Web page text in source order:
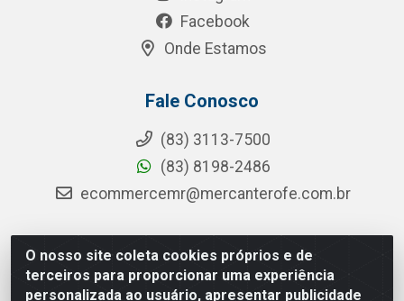
O nosso site coleta cookies próprios e de
terceiros para proporcionar uma experiência
personalizada ao usuário, apresentar publicidade
Facebook
Onde Estamos
Fale Conosco
(83) 3113-7500
(83) 8198-2486
ecommercemr@mercanterofe.com.br
MR Distribuidora - Rua Hortêncio Ribeiro de Luna, 3777 -
Distrito Industrial, João Pessoa/PB - CEP 58081-400 -